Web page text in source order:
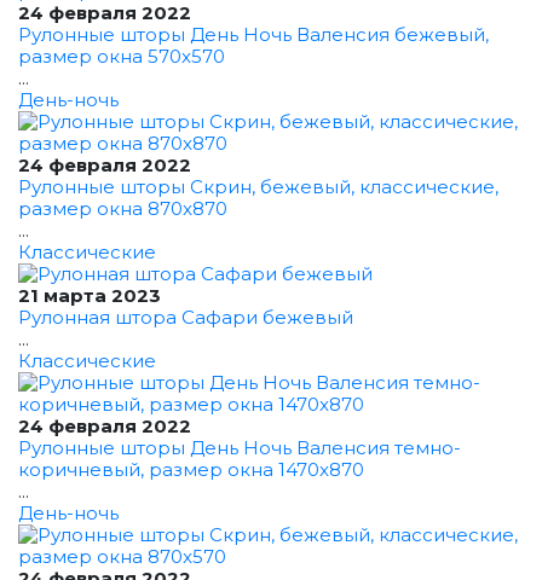
24 февраля 2022
Рулонные шторы День Ночь Валенсия бежевый,
размер окна 570x570
...
День-ночь
24 февраля 2022
Рулонные шторы Скрин, бежевый, классические,
размер окна 870x870
...
Классические
21 марта 2023
Рулонная штора Сафари бежевый
...
Классические
24 февраля 2022
Рулонные шторы День Ночь Валенсия темно-
коричневый, размер окна 1470x870
...
День-ночь